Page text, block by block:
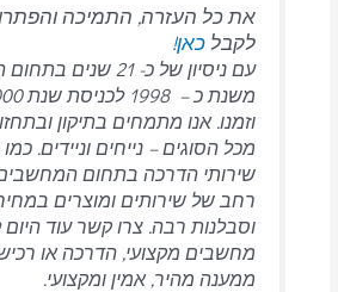
את כל העזרה, התמיכה
לקבל כאן!
עם ניסיון של כ- 21
וזמנו. אנו מתמחים בתיקון
מכל הסוגים – נייחים וניידים. כמו
שירותי הדרכה בתחום
רחב של שירותים ומוצרים
וסבלנות רבה. צרו קשר עוד
מחשבים מקצועי, הדרכה או
ממענה מהיר, אמין ומקצועי.